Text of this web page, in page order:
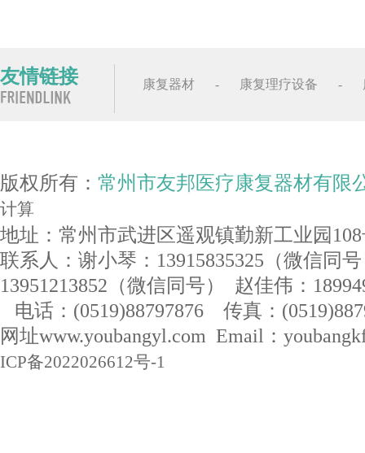
友情链接 康复器材 - 康复理疗设备 -
版权所有： 常州市友邦医疗康复器材有限
计算
地址：常州市武进区遥观镇勤新工业园
联系人：谢小琴：13915835325（微信同
13951213852（微信同号） 赵佳伟：
电话：(0519)88797876 传真：
网址www.youbangyl.com Email：
ICP备2022026612号-1